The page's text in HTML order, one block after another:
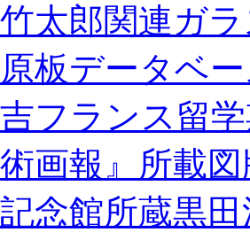
太郎関連ガ
板データベ
フランス留
術画報』所載
念館所蔵黒